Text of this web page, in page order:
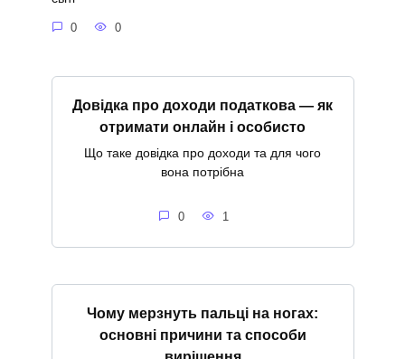
0 0
Довідка про доходи податкова — як
отримати онлайн і особисто
Що таке довідка про доходи та для чого
вона потрібна
0 1
Чому мерзнуть пальці на ногах:
основні причини та способи